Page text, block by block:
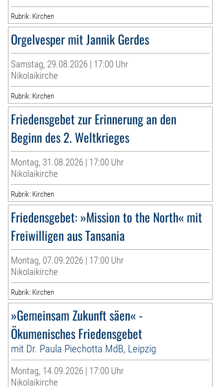
Rubrik: Kirchen
Orgelvesper mit Jannik Gerdes
Samstag, 29.08.2026 | 17:00 Uhr
Nikolaikirche
Rubrik: Kirchen
Friedensgebet zur Erinnerung an den
Beginn des 2. Weltkrieges
Montag, 31.08.2026 | 17:00 Uhr
Nikolaikirche
Rubrik: Kirchen
Friedensgebet: »Mission to the North« mit
Freiwilligen aus Tansania
Montag, 07.09.2026 | 17:00 Uhr
Nikolaikirche
Rubrik: Kirchen
»Gemeinsam Zukunft säen« -
Ökumenisches Friedensgebet
mit Dr. Paula Piechotta MdB, Leipzig
Montag, 14.09.2026 | 17:00 Uhr
Nikolaikirche